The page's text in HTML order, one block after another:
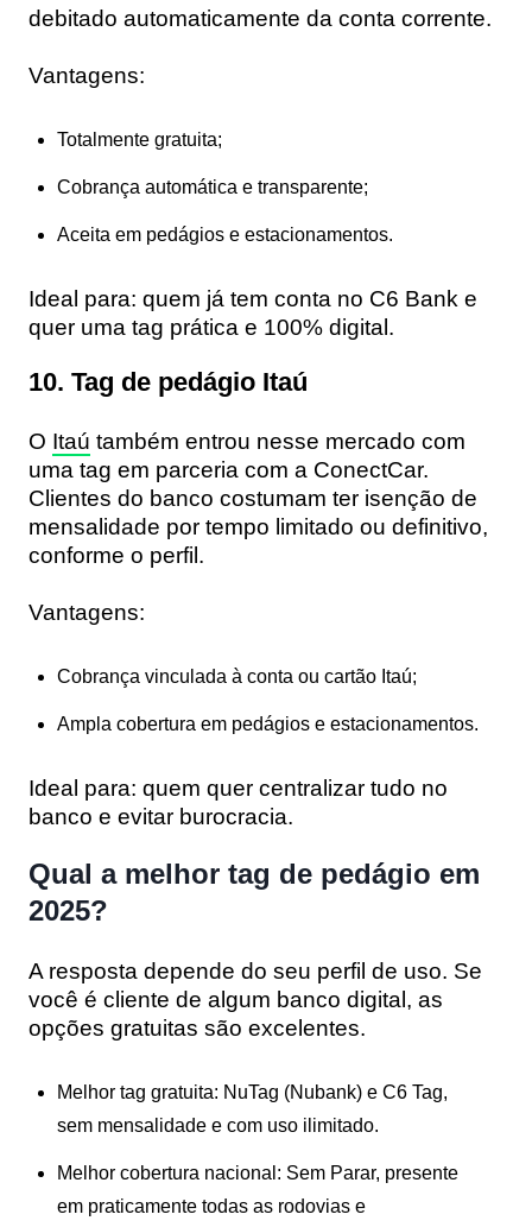
debitado automaticamente da conta corrente.
Vantagens:
Totalmente gratuita;
Cobrança automática e transparente;
Aceita em pedágios e estacionamentos.
Ideal para: quem já tem conta no C6 Bank e
quer uma tag prática e 100% digital.
10. Tag de pedágio Itaú
O Itaú também entrou nesse mercado com
uma tag em parceria com a ConectCar.
Clientes do banco costumam ter isenção de
mensalidade por tempo limitado ou definitivo,
conforme o perfil.
Vantagens:
Cobrança vinculada à conta ou cartão Itaú;
Ampla cobertura em pedágios e estacionamentos.
Ideal para: quem quer centralizar tudo no
banco e evitar burocracia.
Qual a melhor tag de pedágio em
2025?
A resposta depende do seu perfil de uso. Se
você é cliente de algum banco digital, as
opções gratuitas são excelentes.
Melhor tag gratuita: NuTag (Nubank) e C6 Tag,
sem mensalidade e com uso ilimitado.
Melhor cobertura nacional: Sem Parar, presente
em praticamente todas as rodovias e